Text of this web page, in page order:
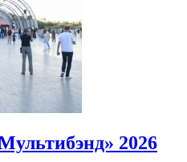
2026